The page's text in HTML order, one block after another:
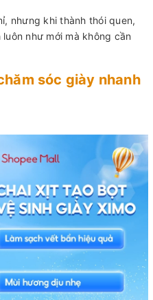
nhưng khi thành thói quen,
như mới mà không cần
sóc giày nhanh